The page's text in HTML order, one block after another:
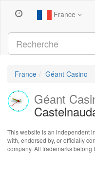
France
France Géant Casino
Géant
This website is an independent
with, endorsed by, or officially
company. All trademarks belong